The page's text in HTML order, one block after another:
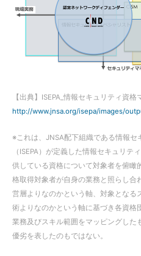
【出典】ISEPA_情報セキュリティ資格
http://www.jnsa.org/isepa/images/
※これは、JNSA配下組織である情報セ
（ISEPA）が定義した情報セキュリテ
供している資格について対象者を俯瞰
格取得対象者が自身の業務と照らし合
営層よりなのかという軸、対象となる
術よりなのかという軸に基づき各資格
業務及びスキル範囲をマッピングした
優劣を表したのもではない。